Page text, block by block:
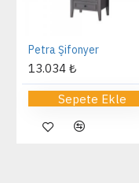
Petra Şifonyer
13.034 ₺
Sepete Ekle